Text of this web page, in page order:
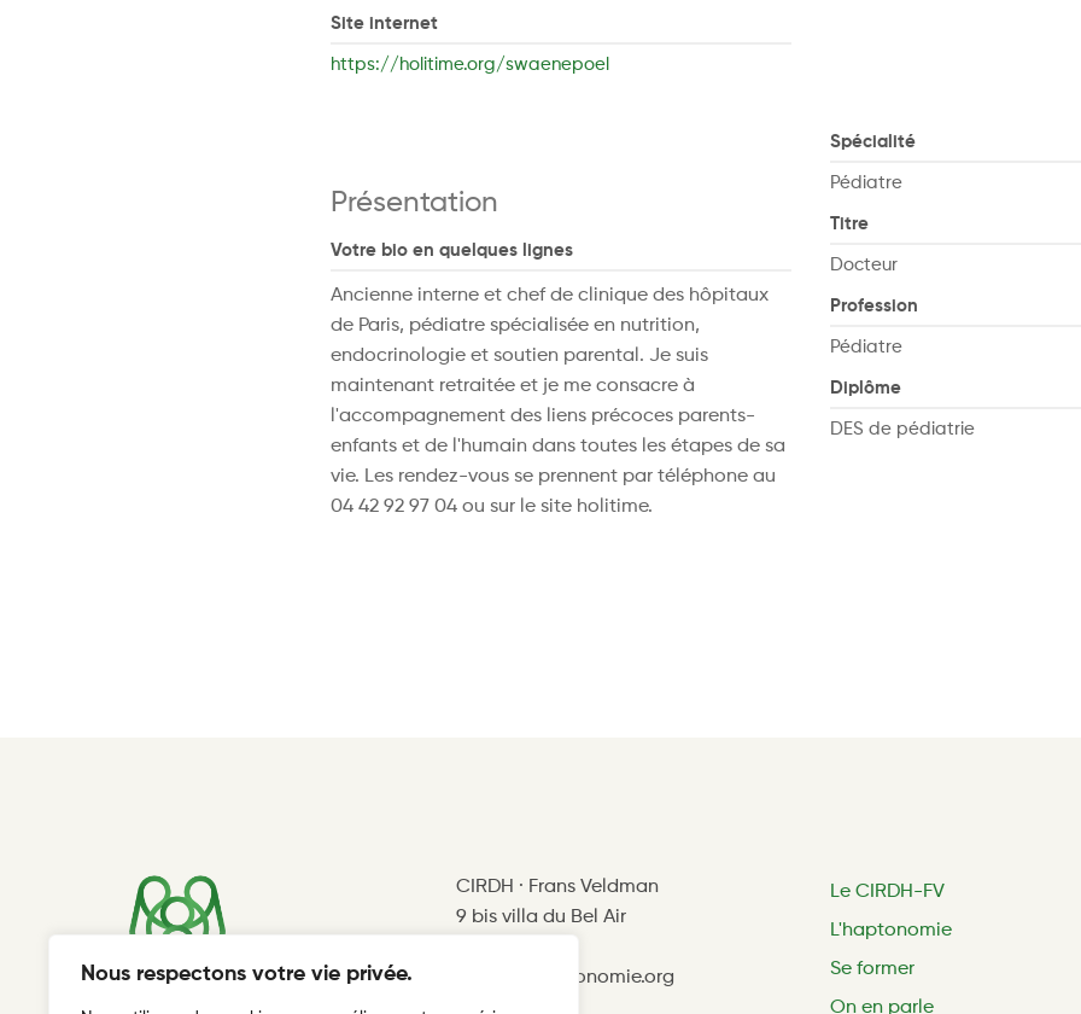
Nous respectons votre vie privée.
Site internet
https://holitime.org/swaenepoel
Présentation
Votre bio en quelques lignes
Ancienne interne et chef de clinique des hôpitaux
de Paris, pédiatre spécialisée en nutrition,
endocrinologie et soutien parental. Je suis
maintenant retraitée et je me consacre à
l'accompagnement des liens précoces parents-
enfants et de l'humain dans toutes les étapes de sa
vie. Les rendez-vous se prennent par téléphone au
04 42 92 97 04 ou sur le site holitime.
Spécialité
Pédiatre
Titre
Docteur
Profession
Pédiatre
Diplôme
DES de pédiatrie
CIRDH · Frans Veldman
9 bis villa du Bel Air
cirdhfv@haptonomie.org
Le CIRDH-FV
L'haptonomie
Se former
On en parle